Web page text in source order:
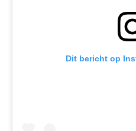
Dit bericht op